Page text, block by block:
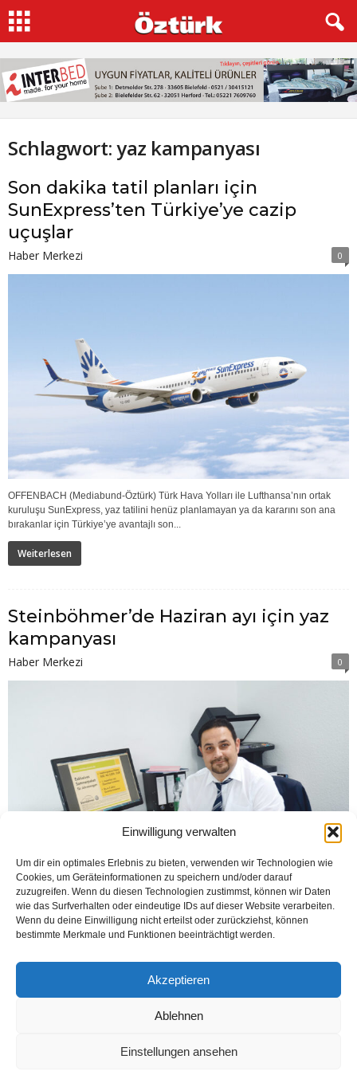
Einwilligung verwalten
Um dir ein optimales Erlebnis zu bieten, verwenden wir Technologien wie
Cookies, um Geräteinformationen zu speichern und/oder darauf
zuzugreifen. Wenn du diesen Technologien zustimmst, können wir Daten
wie das Surfverhalten oder eindeutige IDs auf dieser Website verarbeiten.
Wenn du deine Einwilligung nicht erteilst oder zurückziehst, können
bestimmte Merkmale und Funktionen beeinträchtigt werden.
Akzeptieren
Ablehnen
Einstellungen ansehen
Schlagwort: yaz kampanyası
Son dakika tatil planları için
SunExpress’ten Türkiye’ye cazip
uçuşlar
Haber Merkezi 0
OFFENBACH (Mediabund-Öztürk) Türk Hava Yolları ile Lufthansa’nın ortak
kuruluşu SunExpress, yaz tatilini henüz planlamayan ya da kararını son ana
bırakanlar için Türkiye’ye avantajlı son...
Weiterlesen
Steinböhmer’de Haziran ayı için yaz
kampanyası
Haber Merkezi 0
BIELEFELD (Öztürk) Autohaus Steinböhmer’in Eckendorfer caddesindeki
şubenin işletme müdürü Mustafa Büyük, 31 Haziran 2018’e kadar sürecek yaz
çabuk tutmaları...
Weiterlesen